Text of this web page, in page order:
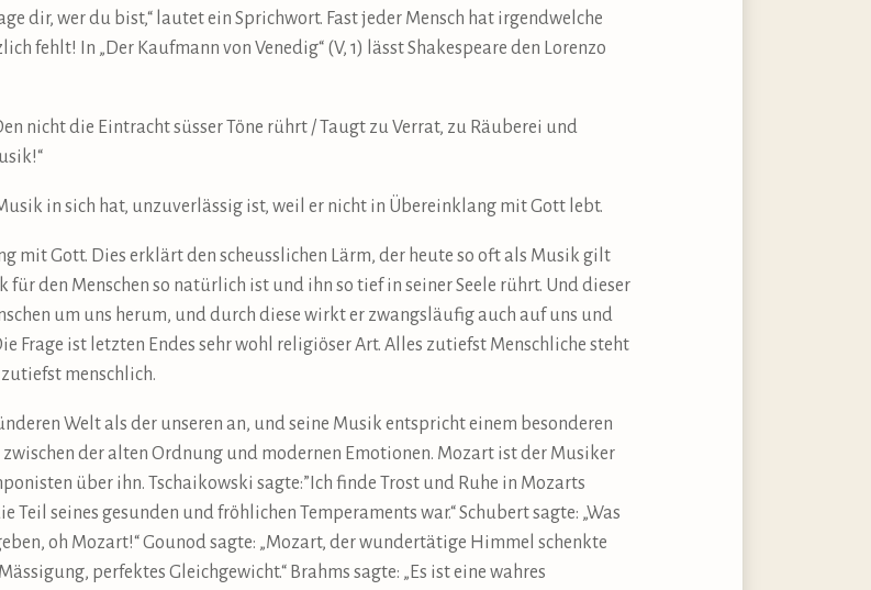
dir, wer du bist,“ lautet ein Sprichwort. Fast jeder Mensch hat irgendwelche
fehlt! In „Der Kaufmann von Venedig“ (V, 1) lässt Shakespeare den Lorenzo
nicht die Eintracht süsser Töne rührt / Taugt zu Verrat, zu Räuberei und
in sich hat, unzuverlässig ist, weil er nicht in Übereinklang mit Gott lebt.
mit Gott. Dies erklärt den scheusslichen Lärm, der heute so oft als Musik gilt
den Menschen so natürlich ist und ihn so tief in seiner Seele rührt. Und dieser
um uns herum, und durch diese wirkt er zwangsläufig auch auf uns und
Frage ist letzten Endes sehr wohl religiöser Art. Alles zutiefst Menschliche steht
menschlich.
Welt als der unseren an, und seine Musik entspricht einem besonderen
der alten Ordnung und modernen Emotionen. Mozart ist der Musiker
über ihn. Tschaikowski sagte:”Ich finde Trost und Ruhe in Mozarts
seines gesunden und fröhlichen Temperaments war.“ Schubert sagte: „Was
oh Mozart!“ Gounod sagte: „Mozart, der wundertätige Himmel schenkte
perfektes Gleichgewicht.“ Brahms sagte: „Es ist eine wahres